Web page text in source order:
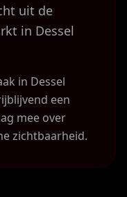
uit de
in Dessel
in Dessel
een
mee over
zichtbaarheid.